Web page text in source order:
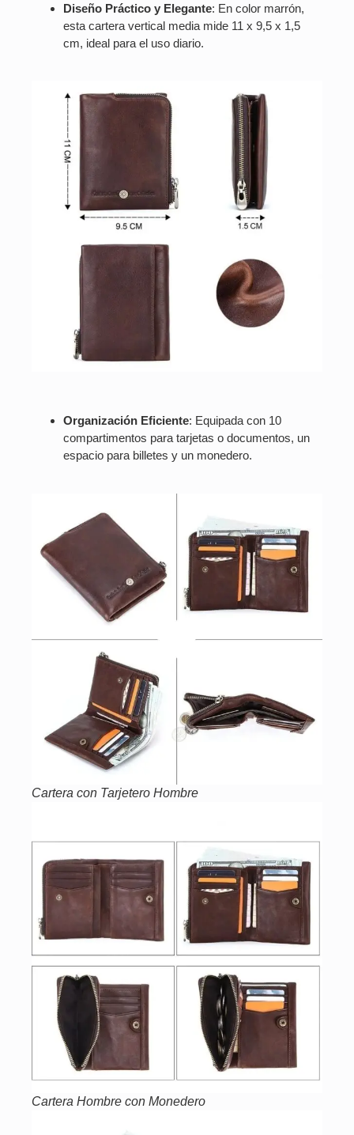
Diseño Práctico y Elegante: En color marrón,
esta cartera vertical media mide 11 x 9,5 x 1,5
cm, ideal para el uso diario.
Organización Eficiente: Equipada con 10
compartimentos para tarjetas o documentos, un
espacio para billetes y un monedero.
Cartera con Tarjetero Hombre
Cartera Hombre con Monedero